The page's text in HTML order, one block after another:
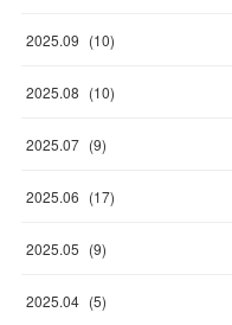
2025.09 (10)
2025.08 (10)
2025.07 (9)
2025.06 (17)
2025.05 (9)
2025.04 (5)